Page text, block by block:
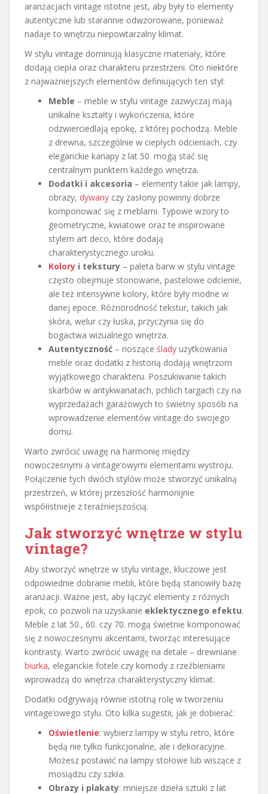
aranżacjach vintage istotne jest, aby były to elementy
autentyczne lub starannie odwzorowane, ponieważ
nadaje to wnętrzu niepowtarzalny klimat.
W stylu vintage dominują klasyczne materiały, które
dodają ciepła oraz charakteru przestrzeni. Oto niektóre
z najważniejszych elementów definiujących ten styl:
Meble – meble w stylu vintage zazwyczaj mają
unikalne kształty i wykończenia, które
odzwierciedlają epokę, z której pochodzą. Meble
z drewna, szczególnie w ciepłych odcieniach, czy
eleganckie kanapy z lat 50. mogą stać się
centralnym punktem każdego wnętrza.
Dodatki i akcesoria – elementy takie jak lampy,
obrazy, dywany czy zasłony powinny dobrze
komponować się z meblami. Typowe wzory to
geometryczne, kwiatowe oraz te inspirowane
stylem art deco, które dodają
charakterystycznego uroku.
Kolory i tekstury – paleta barw w stylu vintage
często obejmuje stonowane, pastelowe odcienie,
ale też intensywne kolory, które były modne w
danej epoce. Różnorodność tekstur, takich jak
skóra, welur czy łuska, przyczynia się do
bogactwa wizualnego wnętrza.
Autentyczność – noszące ślady użytkowania
meble oraz dodatki z historią dodają wnętrzom
wyjątkowego charakteru. Poszukiwanie takich
skarbów w antykwariatach, pchlich targach czy na
wyprzedażach garażowych to świetny sposób na
wprowadzenie elementów vintage do swojego
domu.
Warto zwrócić uwagę na harmonię między
nowoczesnymi a vintage’owymi elementami wystroju.
Połączenie tych dwóch stylów może stworzyć unikalną
przestrzeń, w której przeszłość harmonijnie
współistnieje z teraźniejszością.
Jak stworzyć wnętrze w stylu
vintage?
Aby stworzyć wnętrze w stylu vintage, kluczowe jest
odpowiednie dobranie mebli, które będą stanowiły bazę
aranżacji. Ważne jest, aby łączyć elementy z różnych
epok, co pozwoli na uzyskanie eklektycznego efektu.
Meble z lat 50., 60. czy 70. mogą świetnie komponować
się z nowoczesnymi akcentami, tworząc interesujące
kontrasty. Warto zwrócić uwagę na detale – drewniane
biurka, eleganckie fotele czy komody z rzeźbieniami
wprowadzą do wnętrza charakterystyczny klimat.
Dodatki odgrywają równie istotną rolę w tworzeniu
vintage’owego stylu. Oto kilka sugestii, jak je dobierać:
Oświetlenie: wybierz lampy w stylu retro, które
będą nie tylko funkcjonalne, ale i dekoracyjne.
Możesz postawić na lampy stołowe lub wiszące z
mosiądzu czy szkła.
Obrazy i plakaty: mniejsze dzieła sztuki z lat